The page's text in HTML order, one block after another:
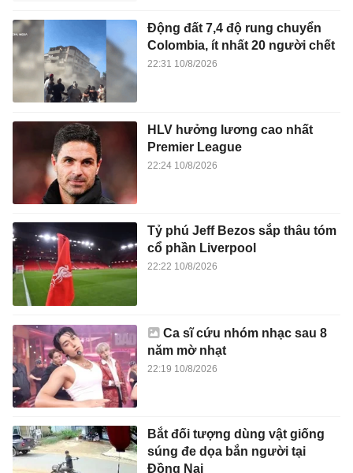
Động đất 7,4 độ rung chuyển
Colombia, ít nhất 20 người chết
22:31 10/8/2026
HLV hưởng lương cao nhất
Premier League
22:24 10/8/2026
Tỷ phú Jeff Bezos sắp thâu tóm
cổ phần Liverpool
22:22 10/8/2026
Ca sĩ cứu nhóm nhạc sau 8
năm mờ nhạt
22:19 10/8/2026
Bắt đối tượng dùng vật giống
súng đe dọa bắn người tại
Đồng Nai